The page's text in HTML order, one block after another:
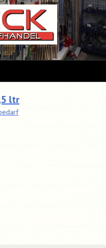
ltr